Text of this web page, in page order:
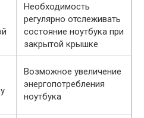
Необходимость
регулярно отслеживать
состояние ноутбука при
закрытой крышке
Возможное увеличение
энергопотребления
ноутбука